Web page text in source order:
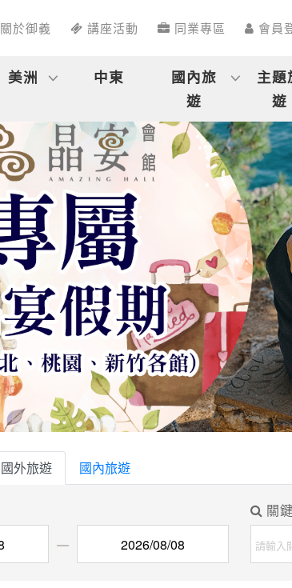
關於御義 講座活動 同業專區 會員
美洲 中東
國內旅
遊
主題
遊
國外旅遊 國內旅遊
關